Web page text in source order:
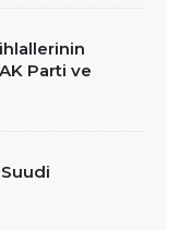
Parti ve